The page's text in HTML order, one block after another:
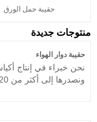
حقيبة حمل الورق
منتوجات جديدة
حقيبة دوار الهواء